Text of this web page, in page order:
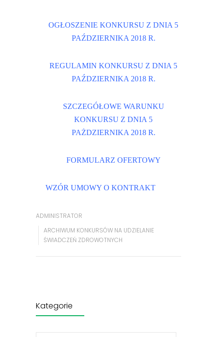
OGŁOSZENIE KONKURSU Z DNIA 5
PAŹDZIERNIKA 2018 R.
REGULAMIN KONKURSU Z DNIA 5
PAŹDZIERNIKA 2018 R.
SZCZEGÓŁOWE WARUNKU
KONKURSU Z DNIA 5
PAŻDZIERNIKA 2018 R.
FORMULARZ OFERTOWY
WZÓR UMOWY O KONTRAKT
ADMINISTRATOR
ARCHIWUM KONKURSÓW NA UDZIELANIE
ŚWIADCZEŃ ZDROWOTNYCH
Kategorie